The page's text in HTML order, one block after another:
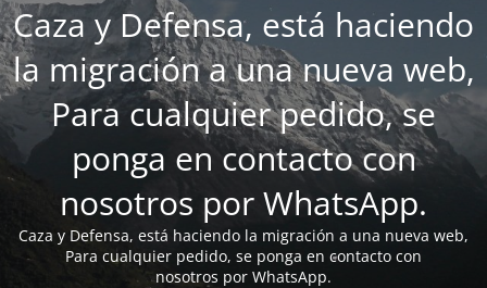
Caza y Defensa, está haciendo
la migración a una nueva web,
Para cualquier pedido, se
ponga en contacto con
nosotros por WhatsApp.
Caza y Defensa, está haciendo la migración a una nueva web,
Para cualquier pedido, se ponga en contacto con
nosotros por WhatsApp.